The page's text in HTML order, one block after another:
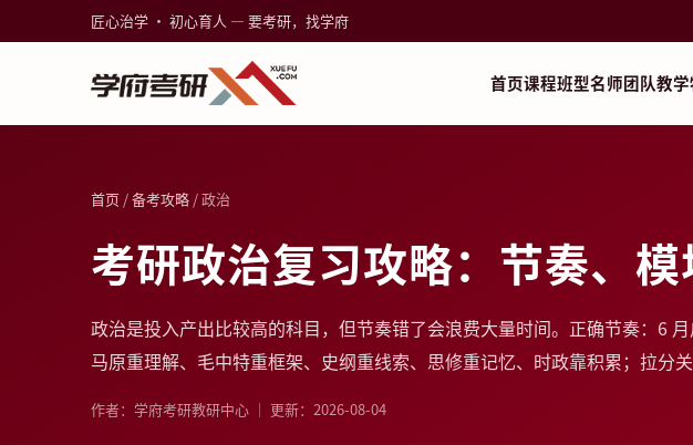
匠心治学 · 初心育人 — 要考研，找学府
首页课程班型名师团队教
首页 /备考攻略 / 政治
考研政治复习攻略：节奏、
政治是投入产出比较高的科目，但节奏错了会浪费大量时间。正确节奏：6 月
马原重理解、毛中特重框架、史纲重线索、思修重记忆、时政靠积累；拉分关
作者：学府考研教研中心 ｜ 更新：2026-08-04